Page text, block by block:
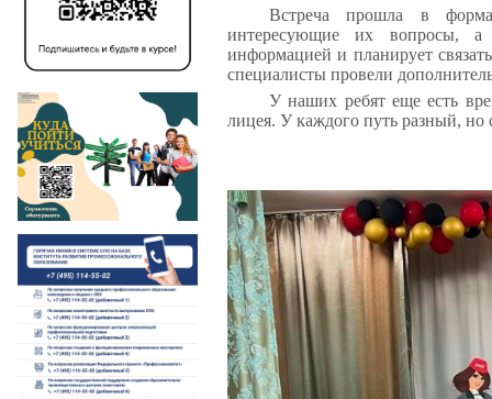
Встреча прошла в
интересующие их вопросы, а
информацией и планирует
специалисты провели
У наших ребят еще есть
лицея. У каждого путь разный,